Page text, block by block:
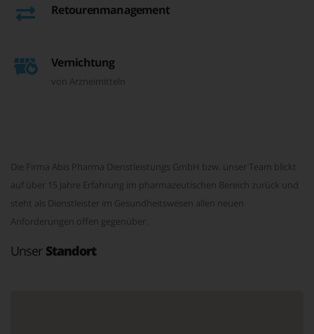
Retourenmanagement
Vernichtung
von Arzneimitteln
Die Firma Abis Pharma Dienstleistungs GmbH bzw. unser Team blickt
auf über 15 Jahre Erfahrung im pharmazeutischen Bereich zurück und
steht als Dienstleister im Gesundheitswesen allen neuen
Anforderungen offen gegenüber.
Unser Standort